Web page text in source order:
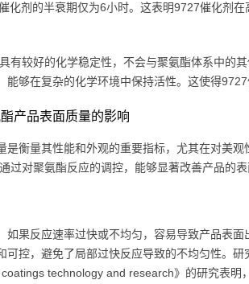
化剂的半衰期仅为6小时。这表明9727催化剂
有较好的化学稳定性，不会与聚氨酯体系中的
能够在复杂的化学环境中保持活性。这使得
产品表面质量的影响
是衡量其性能和外观的重要指标，尤其在对美
过对聚氨酯反应的调控，能够显著改善产品的
如果反应速率过快或不均匀，容易导致产品表
可控，避免了局部过快反应导致的不均匀性。
technology and research》的研究表明